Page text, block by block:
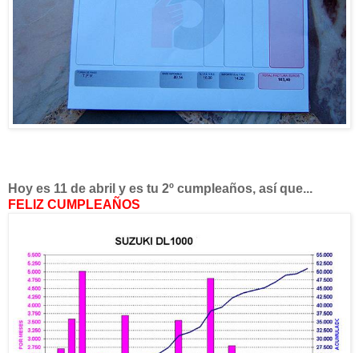
Hoy es 11 de abril y es tu 2º cumpleaños, así que...
FELIZ CUMPLEAÑOS